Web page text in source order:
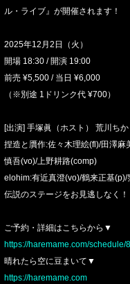
ル・ライブ』が開催されます！
2025年12月2日（火）
開場 18:30 / 開演 19:00
前売 ¥5,500 / 当日 ¥6,000
（※別途 1ドリンク代 ¥700）
[出演] 手塚眞（ホスト） 荒川ち
捏造と贋作:佐々木理絵(fl)/田澤麻
慎吾(vo)/上野耕路(comp)
elohim:有近真澄(vo)/鶴来正基
伝説のステージをお見逃しなく！
ご予約・詳細はこちらから▼
https://haremame.com/schedule/
晴れたら空に豆まいて▼
https://haremame.com